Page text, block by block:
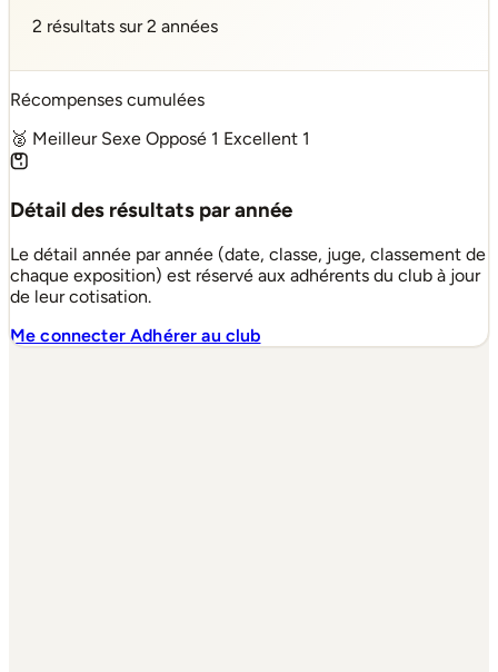
2 résultats sur 2 années
Récompenses cumulées
🥈 Meilleur Sexe Opposé 1 Excellent 1
Détail des résultats par année
Le détail année par année (date, classe, juge, classement de
chaque exposition) est réservé aux adhérents du club à jour
de leur cotisation.
Me connecterAdhérer au club